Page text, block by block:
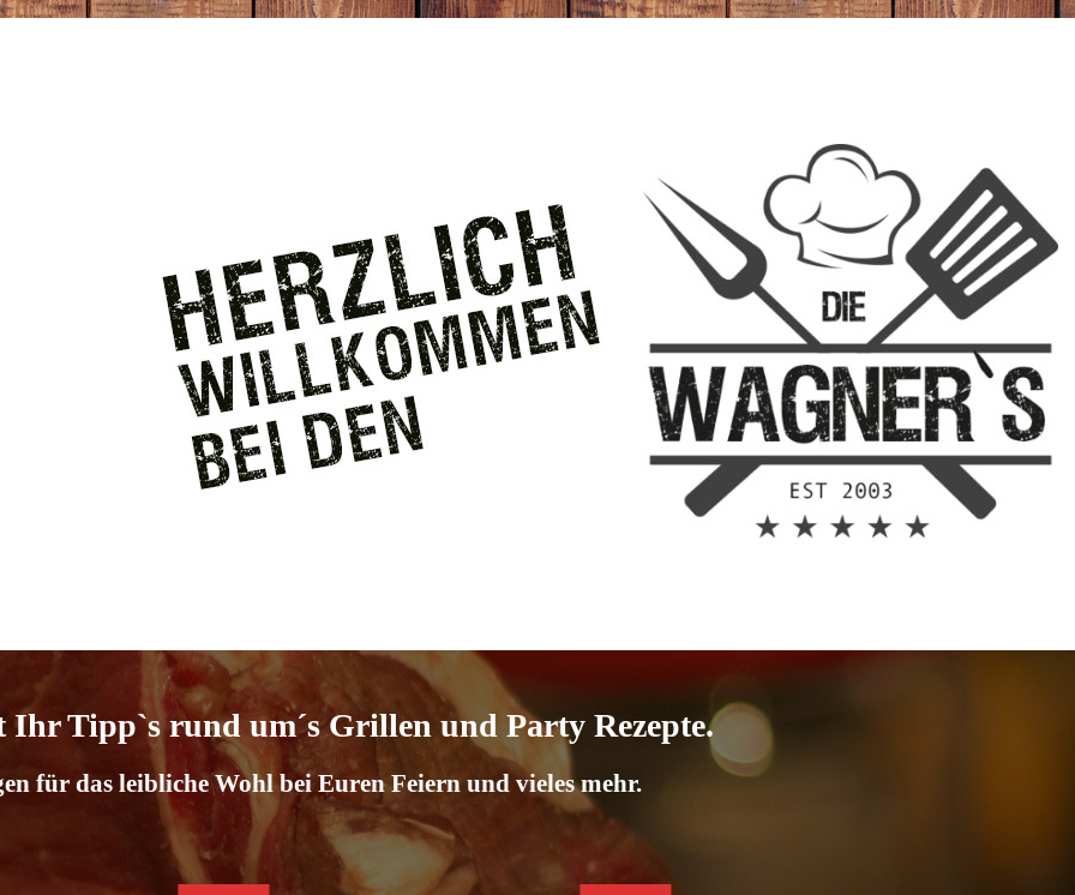
Ihr Tipp`s rund um´s Grillen und Party Rezepte.
für das leibliche Wohl bei Euren Feiern und vieles mehr.